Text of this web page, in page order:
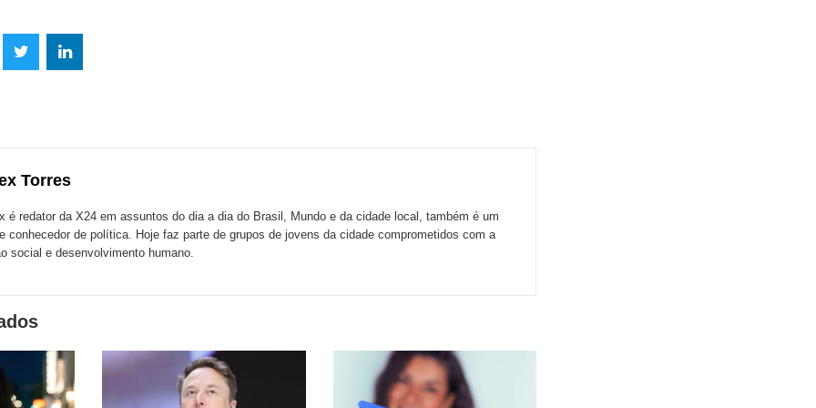
Torres
é redator da X24 em assuntos do dia a dia do Brasil, Mundo e da cidade local, também é um
conhecedor de política. Hoje faz parte de grupos de jovens da cidade comprometidos com a
social e desenvolvimento humano.